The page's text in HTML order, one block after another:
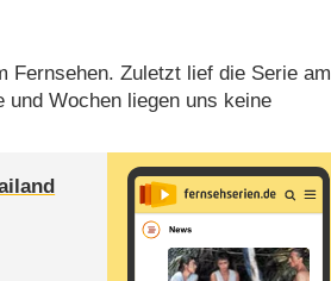
Fernsehen. Zuletzt lief die Serie am
und Wochen liegen uns keine